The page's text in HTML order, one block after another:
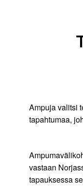
Ampuja valitsi
tapahtumaa,
vastaan
tapauksessa